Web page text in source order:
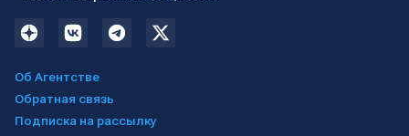
Об Агентстве
Обратная связь
Подписка на рассылку